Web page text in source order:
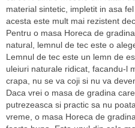
material sintetic, impletit in asa
acesta este mult mai rezistent
Pentru o masa Horeca de
natural, lemnul de tec este o
Lemnul de tec este un lemn de
uleiuri naturale ridicat, facandu-l
crapa, nu se va coji si nu va
Daca vrei o masa de gradina
putrezeasca si practic sa nu
vreme, o masa Horeca de